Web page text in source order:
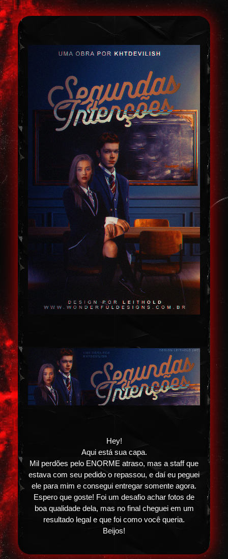
Hey!
Aqui está sua capa.
Mil perdões pelo ENORME atraso, mas a staff que
estava com seu pedido o repassou, e daí eu peguei
ele para mim e consegui entregar somente agora.
Espero que goste! Foi um desafio achar fotos de
boa qualidade dela, mas no final cheguei em um
resultado legal e que foi como você queria.
Beijos!